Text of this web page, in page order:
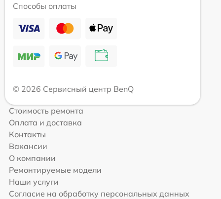
Способы оплаты
© 2026 Сервисный центр BenQ
Стоимость ремонта
Оплата и доставка
Контакты
Вакансии
О компании
Ремонтируемые модели
Наши услуги
Согласие на обработку персональных данных